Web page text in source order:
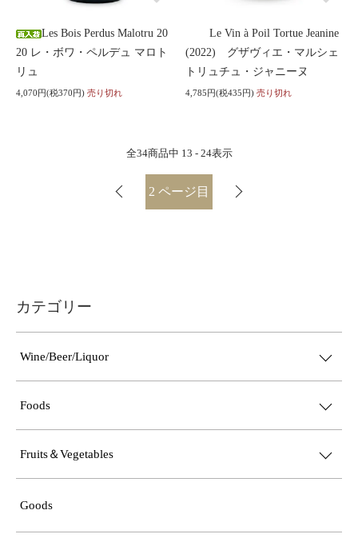
Les Bois Perdus Malotru 20
20 レ・ボワ・ペルデュ マロト
リュ
4,070円(税370円) 売り切れ
Le Vin à Poil Tortue Jeanine
(2022) グザヴィエ・マルシェ
トリュチュ・ジャニーヌ
4,785円(税435円) 売り切れ
全34商品中 13 - 24表示
2 ページ目
カテゴリー
Wine/Beer/Liquor
Foods
Fruits＆Vegetables
Goods